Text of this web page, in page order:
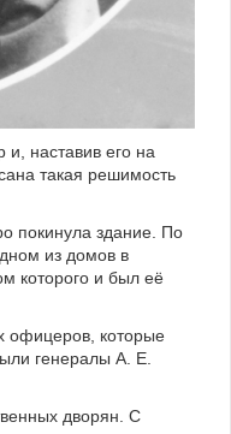
наставив его на
такая решимость
покинула здание. По
из домов в
которого и был её
офицеров, которые
генералы А. Е.
дворян. С